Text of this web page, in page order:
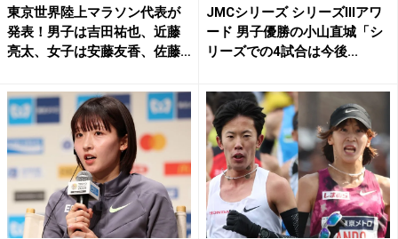
東京世界陸上マラソン代表が
発表！男子は吉田祐也、近藤
亮太、女子は安藤友香、佐藤
JMCシリーズ シリーズⅢアワ
ード 男子優勝の小山直城「シ
リーズでの4試合は今後...